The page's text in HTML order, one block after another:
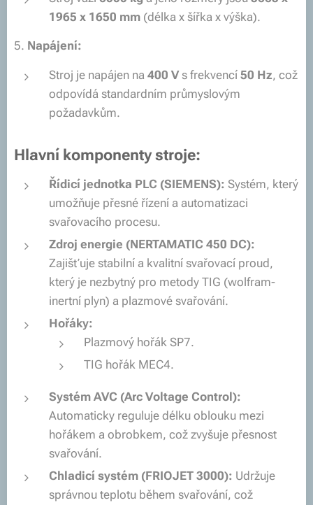
1965 x 1650 mm (délka x šířka x výška).
5. Napájení:
Stroj je napájen na 400 Vs frekvencí 50 Hz, což
odpovídá standardním průmyslovým
požadavkům.
Hlavní komponenty stroje:
Řídicí jednotka PLC (SIEMENS): Systém, který
umožňuje přesné řízení a automatizaci
svařovacího procesu.
Zdroj energie (NERTAMATIC 450 DC):
Zajišťuje stabilní a kvalitní svařovací proud,
který je nezbytný pro metody TIG (wolfram-
inertní plyn) a plazmové svařování.
Hořáky:
Plazmový hořák SP7.
TIG hořák MEC4.
Systém AVC (Arc Voltage Control):
Automaticky reguluje délku oblouku mezi
hořákem a obrobkem, což zvyšuje přesnost
svařování.
Chladicí systém (FRIOJET 3000): Udržuje
správnou teplotu během svařování, což